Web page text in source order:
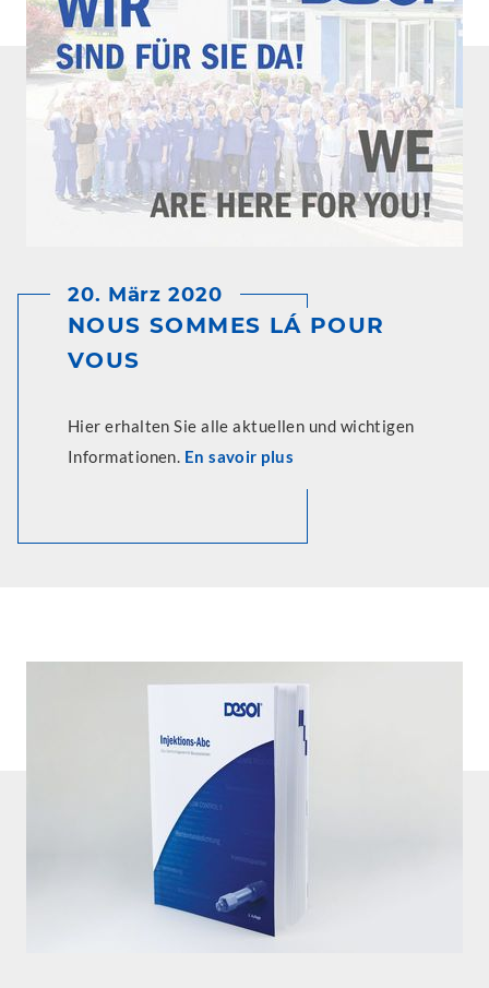
20. März 2020
NOUS SOMMES LÁ POUR
VOUS
Hier erhalten Sie alle aktuellen und wichtigen
Informationen. En savoir plus